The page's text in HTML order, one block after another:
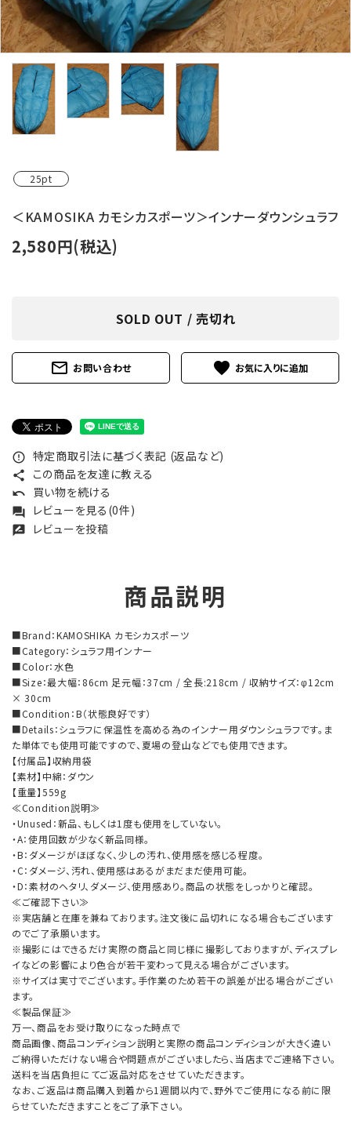
25pt
＜KAMOSIKA カモシカスポーツ＞インナーダウンシュラフ
2,580円(税込)
SOLD OUT / 売切れ
mail_outline お問い合わせ favorite
error_outline 特定商取引法に基づく表記 (返品など)
share この商品を友達に教える
undo 買い物を続ける
forum レビューを見る(0件)
rate_review レビューを投稿
商品説明
■Brand：KAMOSHIKA カモシカスポーツ
■Category：シュラフ用インナー
■Color：水色
■Size：最大幅：86cm 足元幅：37cm / 全長:218cm / 収納サイズ：φ12cm
× 30cm
■Condition：B（状態良好です）
■Details：シュラフに保温性を高める為のインナー用ダウンシュラフです。ま
た単体でも使用可能ですので、夏場の登山などでも使用できます。
【付属品】収納用袋
【素材】中綿：ダウン
【重量】559g
≪Condition説明≫
・Unused：新品、もしくは1度も使用をしていない。
・A：使用回数が少なく新品同様。
・B：ダメージがほぼなく、少しの汚れ、使用感を感じる程度。
・C：ダメージ、汚れ、使用感はあるがまだまだ使用可能。
・D：素材のヘタリ、ダメージ、使用感あり。商品の状態をしっかりと確認。
≪ご確認下さい≫
※実店舗と在庫を兼ねております。注文後に品切れになる場合もございます
のでご了承願います。
※撮影にはできるだけ実際の商品と同じ様に撮影しておりますが、ディスプレ
イなどの影響により色合が若干変わって見える場合がございます。
※サイズは実寸でございます。手作業のため若干の誤差が出る場合がござい
ます。
≪製品保証≫
万一、商品をお受け取りになった時点で
商品画像、商品コンディション説明と実際の商品コンディションが大きく違い
ご納得いただけない場合や問題点がございましたら、当店までご連絡下さい。
送料を当店負担にてご返品対応をさせていただきます。
なお、ご返品は商品購入到着から1週間以内で、野外でご使用になる前に限
らせていただきますことをご了承下さい。